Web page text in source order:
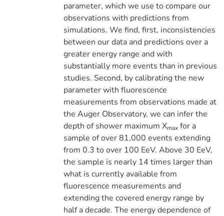
parameter, which we use to compare our
observations with predictions from
simulations. We find, first, inconsistencies
between our data and predictions over a
greater energy range and with
substantially more events than in previous
studies. Second, by calibrating the new
parameter with fluorescence
measurements from observations made at
the Auger Observatory, we can infer the
depth of shower maximum Xmaxfor a
sample of over 81,000 events extending
from 0.3 to over 100 EeV. Above 30 EeV,
the sample is nearly 14 times larger than
what is currently available from
fluorescence measurements and
extending the covered energy range by
half a decade. The energy dependence of